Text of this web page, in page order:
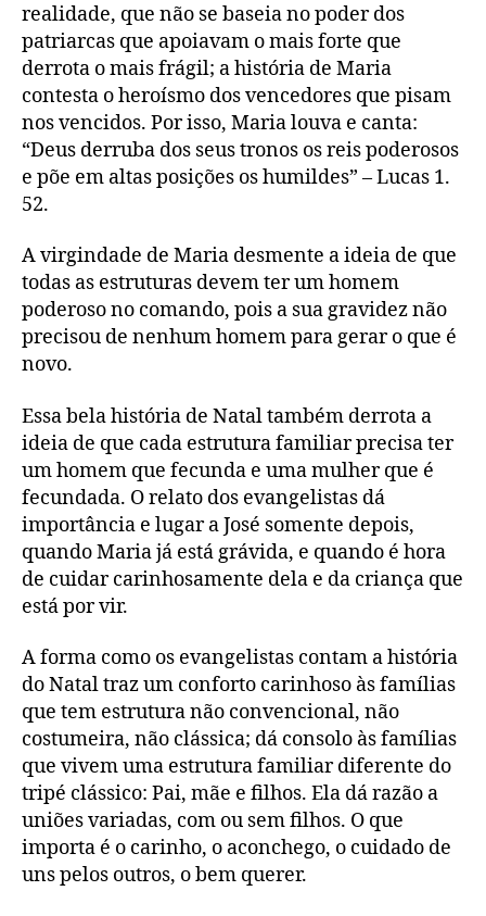
realidade, que não se baseia no poder dos
patriarcas que apoiavam o mais forte que
derrota o mais frágil; a história de Maria
contesta o heroísmo dos vencedores que pisam
nos vencidos. Por isso, Maria louva e canta:
“Deus derruba dos seus tronos os reis poderosos
e põe em altas posições os humildes” – Lucas 1.
52.
A virgindade de Maria desmente a ideia de que
todas as estruturas devem ter um homem
poderoso no comando, pois a sua gravidez não
precisou de nenhum homem para gerar o que é
novo.
Essa bela história de Natal também derrota a
ideia de que cada estrutura familiar precisa ter
um homem que fecunda e uma mulher que é
fecundada. O relato dos evangelistas dá
importância e lugar a José somente depois,
quando Maria já está grávida, e quando é hora
de cuidar carinhosamente dela e da criança que
está por vir.
A forma como os evangelistas contam a história
do Natal traz um conforto carinhoso às famílias
que tem estrutura não convencional, não
costumeira, não clássica; dá consolo às famílias
que vivem uma estrutura familiar diferente do
tripé clássico: Pai, mãe e filhos. Ela dá razão a
uniões variadas, com ou sem filhos. O que
importa é o carinho, o aconchego, o cuidado de
uns pelos outros, o bem querer.